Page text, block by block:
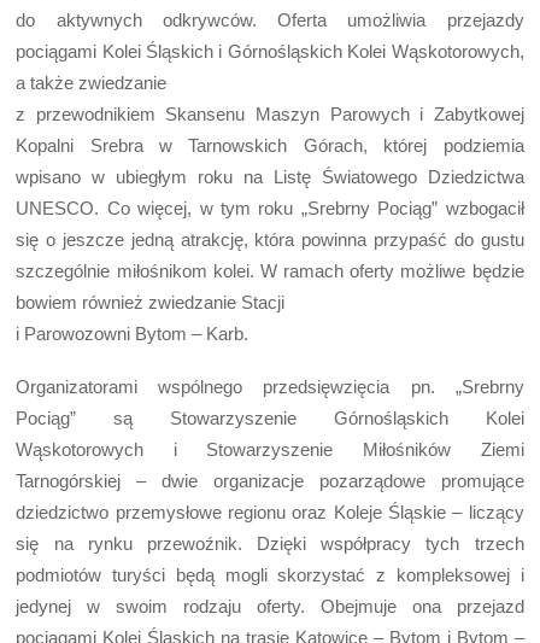
do aktywnych odkrywców. Oferta umożliwia przejazdy
pociągami Kolei Śląskich i Górnośląskich Kolei Wąskotorowych,
a także zwiedzanie
z przewodnikiem Skansenu Maszyn Parowych i Zabytkowej
Kopalni Srebra w Tarnowskich Górach, której podziemia
wpisano w ubiegłym roku na Listę Światowego Dziedzictwa
UNESCO. Co więcej, w tym roku „Srebrny Pociąg” wzbogacił
się o jeszcze jedną atrakcję, która powinna przypaść do gustu
szczególnie miłośnikom kolei. W ramach oferty możliwe będzie
bowiem również zwiedzanie Stacji
i Parowozowni Bytom – Karb.
Organizatorami wspólnego przedsięwzięcia pn. „Srebrny
Pociąg” są Stowarzyszenie Górnośląskich Kolei
Wąskotorowych i Stowarzyszenie Miłośników Ziemi
Tarnogórskiej – dwie organizacje pozarządowe promujące
dziedzictwo przemysłowe regionu oraz Koleje Śląskie – liczący
się na rynku przewoźnik. Dzięki współpracy tych trzech
podmiotów turyści będą mogli skorzystać z kompleksowej i
jedynej w swoim rodzaju oferty. Obejmuje ona przejazd
pociągami Kolei Śląskich na trasie Katowice – Bytom i Bytom –